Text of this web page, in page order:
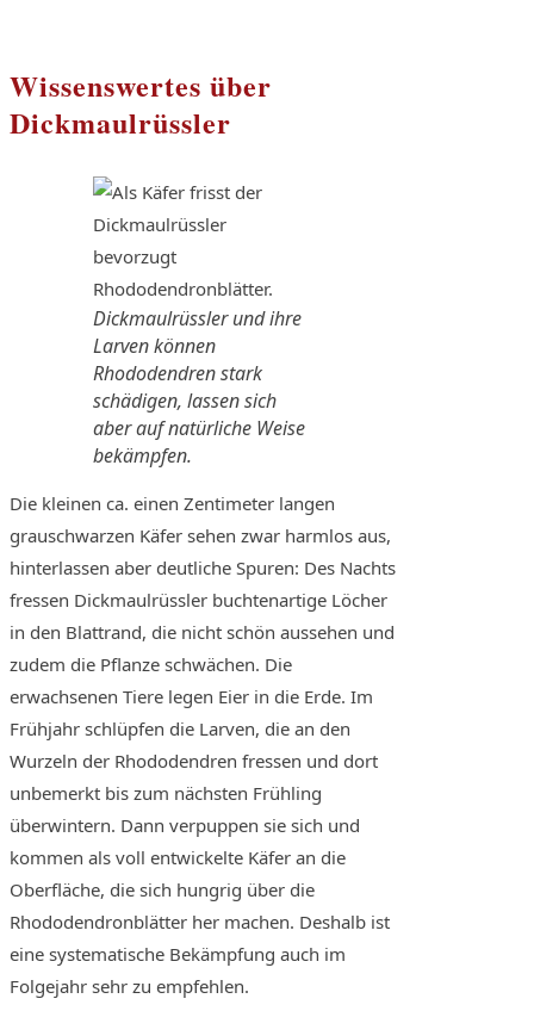
Wissenswertes über
Dickmaulrüssler
Dickmaulrüssler und ihre
Larven können
Rhododendren stark
schädigen, lassen sich
aber auf natürliche Weise
bekämpfen.
Die kleinen ca. einen Zentimeter langen
grauschwarzen Käfer sehen zwar harmlos aus,
hinterlassen aber deutliche Spuren: Des Nachts
fressen Dickmaulrüssler buchtenartige Löcher
in den Blattrand, die nicht schön aussehen und
zudem die Pflanze schwächen. Die
erwachsenen Tiere legen Eier in die Erde. Im
Frühjahr schlüpfen die Larven, die an den
Wurzeln der Rhododendren fressen und dort
unbemerkt bis zum nächsten Frühling
überwintern. Dann verpuppen sie sich und
kommen als voll entwickelte Käfer an die
Oberfläche, die sich hungrig über die
Rhododendronblätter her machen. Deshalb ist
eine systematische Bekämpfung auch im
Folgejahr sehr zu empfehlen.